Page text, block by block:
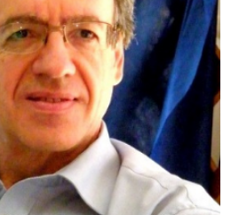
קרא עוד